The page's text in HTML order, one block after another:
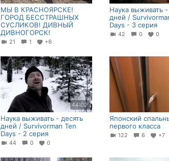
МЫ В КРАСНОЯРСКЕ!
ГОРОД БЕССТРАШНЫХ
СУСЛИКОВ! ДИВНЫЙ
ДИВНОГОРСК!
21 1 +6
Наука выживать -
дней /
Days - 3 серия
42 0 0
44:02
Наука выживать - десять
дней / Survivorman Ten
Days - 2 серия
44 0 0
Японский
первого класса
122 6 +7